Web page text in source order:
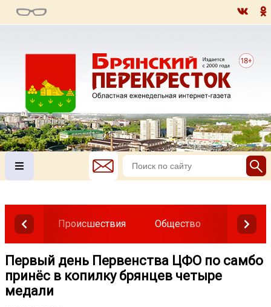
Происшествия Общество Власть
Первый день Первенства ЦФО по самбо
принёс в копилку брянцев четыре
медали